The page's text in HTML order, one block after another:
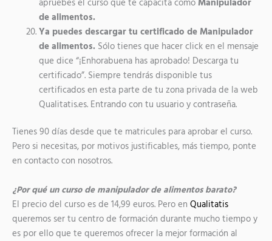
apruebes el curso que te capacita como Manipulador
de alimentos.
Ya puedes descargar tu certificado de Manipulador
de alimentos.Sólo tienes que hacer click en el mensaje
que dice “¡Enhorabuena has aprobado! Descarga tu
certificado”. Siempre tendrás disponible tus
certificados en esta parte de tu zona privada de la web
Qualitatis.es. Entrando con tu usuario y contraseña.
Tienes 90 días desde que te matricules para aprobar el curso.
Pero si necesitas, por motivos justificables, más tiempo, ponte
en contacto con nosotros.
¿Por qué un curso de manipulador de alimentos barato?
El precio del curso es de 14,99 euros. Pero en Qualitatis
queremos ser tu centro de formación durante mucho tiempo y
es por ello que te queremos ofrecer la mejor formación al